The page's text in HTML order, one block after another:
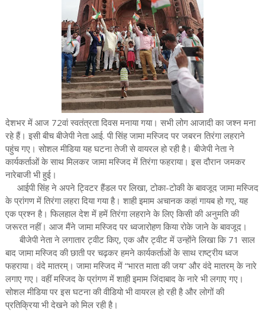
देशभर में आज 72वां स्वतंत्रता दिवस मनाया गया। सभी लोग आजादी का जश्न मना
रहे हैं। इसी बीच बीजेपी नेता आई. पी सिंह जामा मस्जिद पर जबरन तिरंगा लहराने
पहुंच गए। सोशल मीडिया यह घटना तेजी से वायरल हो रही है। बीजेपी नेता ने
कार्यकर्ताओं के साथ मिलकर जामा मस्जिद में तिरंगा फहराया। इस दौरान जमकर
नारेबाजी भी हुई।
आईपी सिंह ने अपने ट्विटर हैंडल पर लिखा, टोका-टोकी के बावजूद जामा मस्जिद
के प्रांगण में तिरंगा लहरा दिया गया है। शाही इमाम अचानक कहां गायब हो गए, यह
एक प्रश्न है। फिलहाल देश में हमें तिरंगा लहराने के लिए किसी की अनुमति की
जरूरत नहीं। आज मैंने जामा मस्जिद पर ध्वजारोहण किया रोके जाने के बावजूद।
बीजेपी नेता ने लगातार ट्वीट किए, एक और ट्वीट में उन्होंने लिखा कि 71 साल
बाद जामा मस्जिद की छाती पर चढ़कर हमने कार्यकर्ताओं के साथ राष्ट्रीय ध्वज
फहराया। वंदे मातरम्। जामा मस्जिद में “भारत माता की जय” और वंदे मातरम् के नारे
लगाए गए। वहीं मस्जिद के प्रांगण में शाही इमाम जिंदाबाद के नारे भी लगाए गए।
सोशल मीडिया पर इस घटना की वीडियो भी वायरल हो रही है और लोगों की
प्रतिक्रिया भी देखने को मिल रही है।